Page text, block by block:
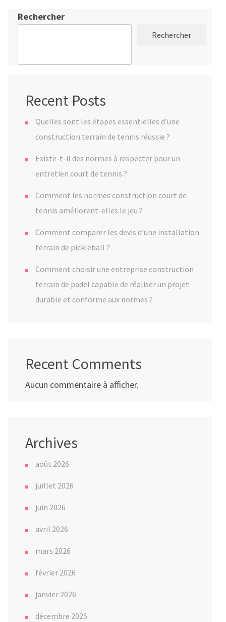
Rechercher
Rechercher
Recent Posts
Quelles sont les étapes essentielles d’une
construction terrain de tennis réussie ?
Existe-t-il des normes à respecter pour un
entretien court de tennis ?
Comment les normes construction court de
tennis améliorent-elles le jeu ?
Comment comparer les devis d’une installation
terrain de pickleball ?
Comment choisir une entreprise construction
terrain de padel capable de réaliser un projet
durable et conforme aux normes ?
Recent Comments
Aucun commentaire à afficher.
Archives
août 2026
juillet 2026
juin 2026
avril 2026
mars 2026
février 2026
janvier 2026
décembre 2025